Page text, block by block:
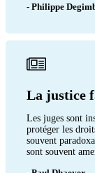
- Philippe
La justice
Les juges sont
protéger les
souvent
sont souvent